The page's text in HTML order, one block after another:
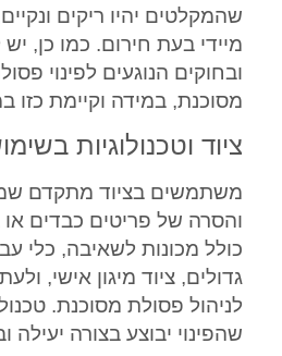
שהמקלטים יהיו ריקים
מיידי בעת חירום. כמו כן,
ובחוקים הנוגעים לפינוי
מסוכנת, במידה וקיימת כזו
ציוד וטכנולוגיות
משתמשים בציוד מתקדם
והסרה של פריטים כבדים או
כולל מכונות לשאיבה, כלי
גדולים, ציוד מיגון אישי,
לניהול פסולת מסוכנת.
שהפינוי יבוצע בצורה יעילה